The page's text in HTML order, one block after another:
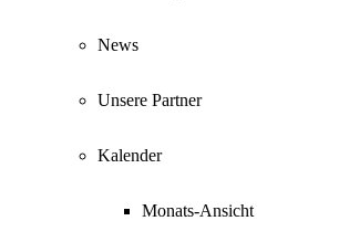
News
Unsere Partner
Kalender
Monats-Ansicht